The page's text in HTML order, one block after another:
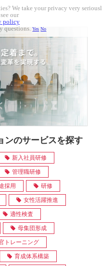
ンのサービスを探す
新入社員研修
管理職研修
採用 研修
女性活躍推進
適性検査
母集団形成
トレーニング
育成体系構築
We take your privacy very
our
policy
questions.Yes No